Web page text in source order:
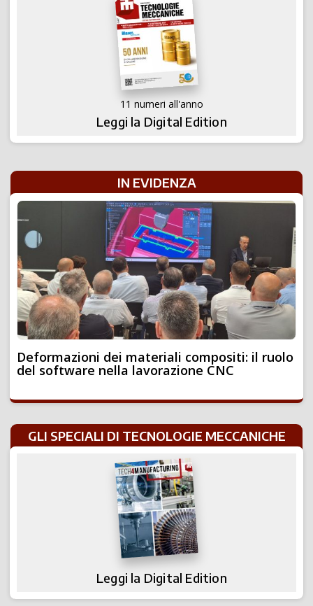
11 numeri all'anno
Leggi la Digital Edition
IN EVIDENZA
Deformazioni dei materiali compositi: il ruolo
del software nella lavorazione CNC
GLI SPECIALI DI TECNOLOGIE MECCANICHE
Leggi la Digital Edition